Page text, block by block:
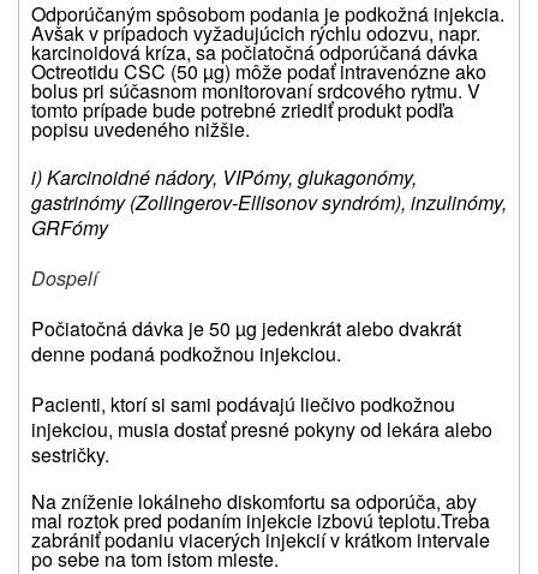
Odporúčaným spôsobom podania je podkožná injekcia.
Avšak v prípadoch vyžadujúcich rýchlu odozvu, napr.
karcinoidová kríza, sa počiatočná odporúčaná dávka
Octreotidu CSC (50 µg) môže podať intravenózne ako
bolus pri súčasnom monitorovaní srdcového rytmu. V
tomto prípade bude potrebné zriediť produkt podľa
popisu uvedeného nižšie.
i) Karcinoidné nádory, VIPómy, glukagonómy,
gastrinómy (Zollingerov-Ellisonov syndróm), inzulinómy,
GRFómy
Dospelí
Počiatočná dávka je 50 µg jedenkrát alebo dvakrát
denne podaná podkožnou injekciou.
Pacienti, ktorí si sami podávajú liečivo podkožnou
injekciou, musia dostať presné pokyny od lekára alebo
sestričky.
Na zníženie lokálneho diskomfortu sa odporúča, aby
mal roztok pred podaním injekcie izbovú teplotu.Treba
zabrániť podaniu viacerých injekcií v krátkom intervale
po sebe na tom istom mieste.